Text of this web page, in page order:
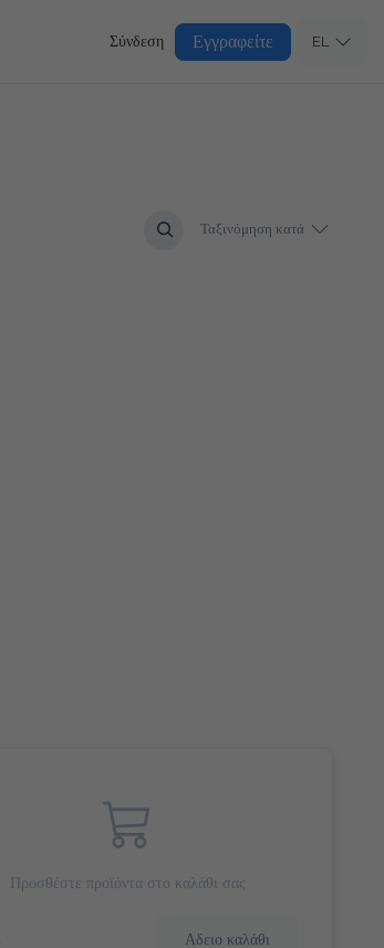
Σύνδεση Εγγραφείτε EL
Ταξινόμηση κατά
Προσθέστε προϊόντα στο καλάθι σας
Αδειο καλάθι